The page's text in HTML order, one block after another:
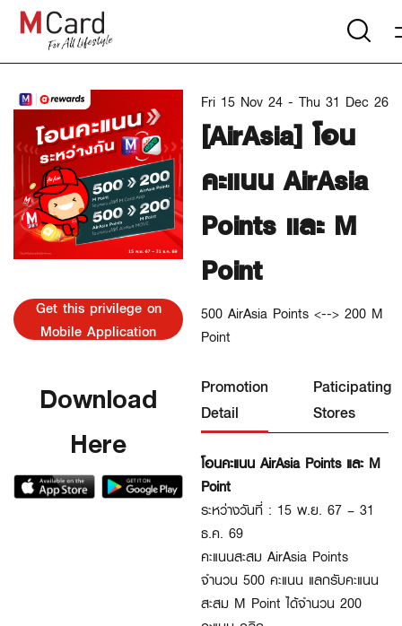
Get this privilege on
Mobile Application
Download
Here
Fri 15 Nov 24 - Thu 31 Dec 26
[AirAsia] โอน
คะแนน AirAsia
Points และ M
Point
500 AirAsia Points <--> 200 M
Point
Promotion
Detail
Paticipating
Stores
โอนคะแนน AirAsia Points และ M
Point
ระหว่างวันที่ : 15 พ.ย. 67 – 31
ธ.ค. 69
คะแนนสะสม AirAsia Points
จำนวน 500 คะแนน แลกรับคะแนน
สะสม M Point ได้จำนวน 200